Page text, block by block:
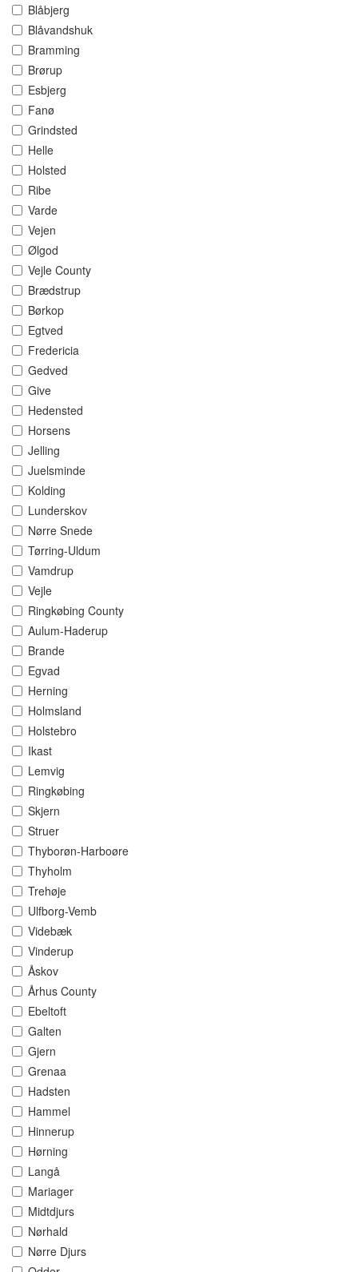
Blåbjerg
Blåvandshuk
Bramming
Brørup
Esbjerg
Fanø
Grindsted
Helle
Holsted
Ribe
Varde
Vejen
Ølgod
Vejle County
Brædstrup
Børkop
Egtved
Fredericia
Gedved
Give
Hedensted
Horsens
Jelling
Juelsminde
Kolding
Lunderskov
Nørre Snede
Tørring-Uldum
Vamdrup
Vejle
Ringkøbing County
Aulum-Haderup
Brande
Egvad
Herning
Holmsland
Holstebro
Ikast
Lemvig
Ringkøbing
Skjern
Struer
Thyborøn-Harboøre
Thyholm
Trehøje
Ulfborg-Vemb
Videbæk
Vinderup
Åskov
Århus County
Ebeltoft
Galten
Gjern
Grenaa
Hadsten
Hammel
Hinnerup
Hørning
Langå
Mariager
Midtdjurs
Nørhald
Nørre Djurs